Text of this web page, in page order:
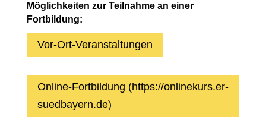
Möglichkeiten zur Teilnahme an einer
Fortbildung:
Vor-Ort-Veranstaltungen
Online-Fortbildung (https://onlinekurs.er-
suedbayern.de)